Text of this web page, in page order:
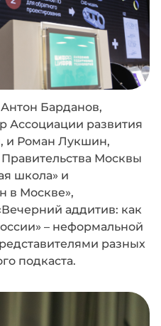
Барданов,
Ассоциации развития
и Роман Лукшин,
Москвы
школа» и
в Москве»,
аддитив: как
– неформальной
разных
подкаста.